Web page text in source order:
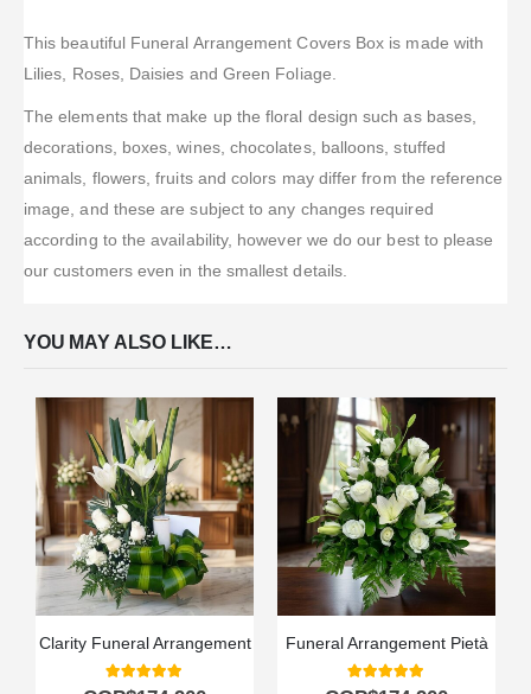
This beautiful Funeral Arrangement Covers Box is made with
Lilies, Roses, Daisies and Green Foliage.
The elements that make up the floral design such as bases,
decorations, boxes, wines, chocolates, balloons, stuffed
animals, flowers, fruits and colors may differ from the reference
image, and these are subject to any changes required
according to the availability, however we do our best to please
our customers even in the smallest details.
YOU MAY ALSO LIKE…
Clarity Funeral Arrangement
5.00out of 5
Funeral Arrangement Pietà
5.00out of 5